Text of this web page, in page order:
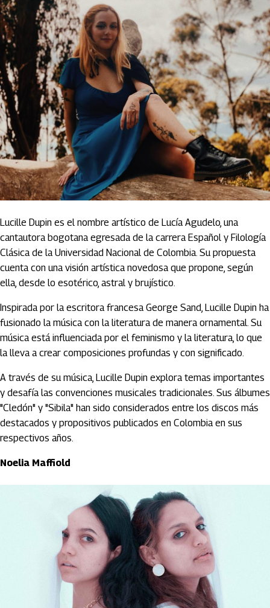
Lucille Dupin es el nombre artístico de Lucía Agudelo, una
cantautora bogotana egresada de la carrera Español y Filología
Clásica de la Universidad Nacional de Colombia. Su propuesta
cuenta con una visión artística novedosa que propone, según
ella, desde lo esotérico, astral y brujístico.
Inspirada por la escritora francesa George Sand, Lucille Dupin ha
fusionado la música con la literatura de manera ornamental. Su
música está influenciada por el feminismo y la literatura, lo que
la lleva a crear composiciones profundas y con significado.
A través de su música, Lucille Dupin explora temas importantes
y desafía las convenciones musicales tradicionales. Sus álbumes
"Cledón" y "Sibila" han sido considerados entre los discos más
destacados y propositivos publicados en Colombia en sus
respectivos años.
Noelia Maffiold